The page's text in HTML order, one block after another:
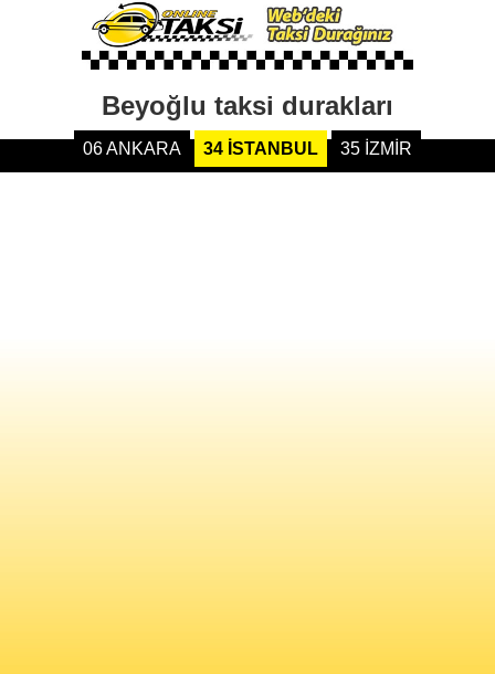
Beyoğlu taksi durakları
06 ANKARA 34 İSTANBUL 35 İZMİR